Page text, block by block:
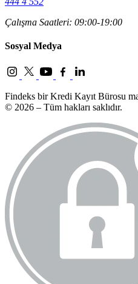
Çalışma Saatleri: 09:00-19:00
Sosyal Medya
Findeks bir Kredi Kayıt Bürosu
© 2026 – Tüm hakları saklıdır.